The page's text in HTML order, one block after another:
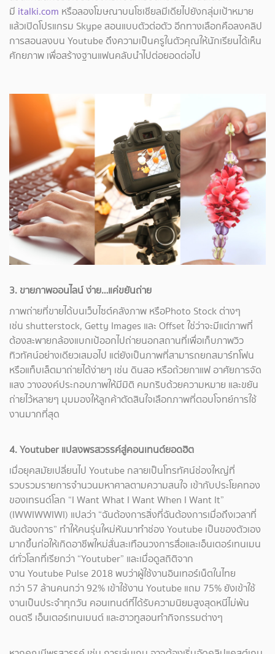
มี italki.com หรือลองโฆษณาบนโซเชียลมีเดียไปยังกลุ่มเป้าหมาย
แล้วเปิดโปรแกรม Skype สอนแบบตัวต่อตัว อีกทางเลือกคือลงคลิป
การสอนลงบน Youtube ดึงความเป็นครูในตัวคุณให้นักเรียนได้เห็น
ศักยภาพ เพื่อสร้างฐานแฟนคลับนำไปต่อยอดต่อไป
3. ขายภาพออนไลน์ ง่าย…แค่ขยันถ่าย
ภาพถ่ายที่ขายได้บนเว็บไซต์คลังภาพ หรือPhoto Stock ต่างๆ
เช่น shutterstock, Getty Images และ Offset ใช่ว่าจะมีแต่ภาพที่
ต้องสะพายกล้องแบกเป้ออกไปถ่ายนอกสถานที่เพื่อเก็บภาพวิว
ทิวทัศน์อย่างเดียวเสมอไป แต่ยังเป็นภาพที่สามารถยกสมาร์ทโฟน
หรือแท็บเล็ตมาถ่ายได้ง่ายๆ เช่น ดินสอ หรือถ้วยกาแฟ อาศัยการจัด
แสง วางองค์ประกอบภาพให้มีมิติ คมกริบด้วยความหมาย และขยัน
ถ่ายไว้หลายๆ มุมมองให้ลูกค้าตัดสินใจเลือกภาพที่ตอบโจทย์การใช้
งานมากที่สุด
4. Youtuber แปลงพรสวรรค์สู่คอนเทนต์ยอดฮิต
เมื่อยุคสมัยเปลี่ยนไป Youtube กลายเป็นโทรทัศน์ช่องใหญ่ที่
รวบรวมรายการจำนวนมหาศาลตามความสนใจ เข้ากับประโยคทอง
ของเทรนด์โลก “I Want What I Want When I Want It”
(IWWIWWIWI) แปลว่า “ฉันต้องการสิ่งที่ฉันต้องการเมื่อถึงเวลาที่
ฉันต้องการ” ทำให้คนรุ่นใหม่หันมาทำช่อง Youtube เป็นของตัวเอง
มากขึ้นก่อให้เกิดอาชีพใหม่สั่นสะเทือนวงการสื่อและเอ็นเตอร์เทนเมน
ต์ทั่วโลกที่เรียกว่า “Youtuber” และเมื่อดูสถิติจาก
งาน Youtube Pulse 2018 พบว่าผู้ใช้งานอินเทอร์เน็ตในไทย
กว่า 57 ล้านคนกว่า 92% เข้าใช้งาน Youtube แถม 75% ยังเข้าใช้
งานเป็นประจำทุกวัน คอนเทนต์ที่ได้รับความนิยมสูงสุดหนีไม่พ้น
ดนตรี เอ็นเตอร์เทนเมนต์ และฮาวทูสอนทำกิจกรรมต่างๆ